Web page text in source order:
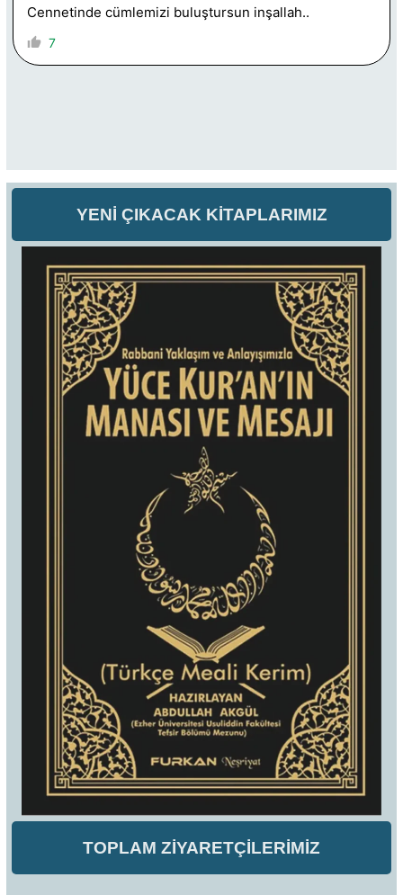
YENİ ÇIKACAK KİTAPLARIMIZ
TOPLAM ZİYARETÇİLERİMİZ
Cennetinde cümlemizi buluştursun inşallah..
7